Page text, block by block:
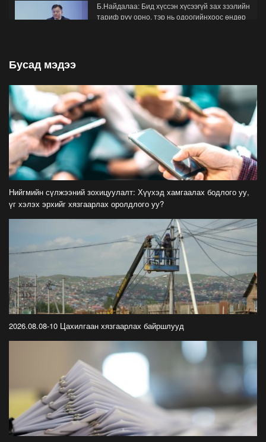
Б.Найдалаа: Бид хүссэн хүсээгүй зах зээлийн
тариф руу орно, тэр нь одоогийнхоос өндөр
2026-07-22
С.Амарсайхан: Фэйсбүүкээр ангийн групп чат
нээдэг, үүгээр даалгавраа өгдгийг зогсоож,
хаана
2026-07-21
ФОТО: Тажикистан Улсын Ерөнхийлөгчийн
2026-07-21
"Улсын цолд хүрсэн бөхчүүдээс допинг
илрээгүй, аймгийн цолтой нэг бөхөөс илэрсэн
гэх имэйл ирсэн"
2026-07-21
Засгийн газрын хуралдаанаас гарсан
шийдвэрийг танилцуулж байна
2026-07-21
Тажикистан Улсын Ерөнхийлөгч Эмомали
Рахмоныг угтан авлаа
2026-07-21
Н.Учрал: Аль замуудыг хэзээнээс хаахаа
08.01 гэхэд нийслэлчүүдэд мэдээлээрэй
2026-07-20
Бусад мэдээ
Нийгмийн сүлжээний зохицуулалт: Хүүхэд хамгаалах бодлого уу,
үг хэлэх эрхийг хязгаарлах оролдлого уу?
2026.08.08-10 Цахилгаан хязгаарлах байршлууд